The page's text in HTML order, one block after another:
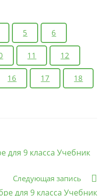
5 6
11 12
16 17 18
для 9 класса Учебник
Следующая запись
для 9 класса Учебник